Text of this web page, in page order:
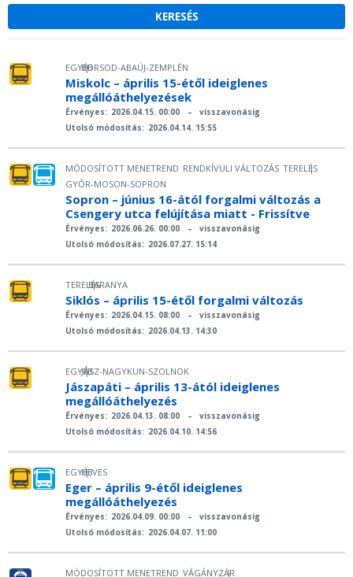
EGYÉB
|
BORSOD-ABAÚJ-ZEMPLÉN
Miskolc – április 15-étől ideiglenes
megállóáthelyezések
Érvényes: 2026.04.15. 00:00 –
visszavonásig
Utolsó módosítás: 2026.04.14. 15:55
MÓDOSÍTOTT MENETREND RENDKÍVÜLI VÁLTOZÁS TERELÉS
|
GYŐR-MOSON-SOPRON
Sopron – június 16-ától forgalmi változás a
Csengery utca felújítása miatt - Frissítve
Érvényes: 2026.06.26. 00:00 –
visszavonásig
Utolsó módosítás: 2026.07.27. 15:14
TERELÉS
|
BARANYA
Siklós – április 15-étől forgalmi változás
Érvényes: 2026.04.15. 08:00 –
visszavonásig
Utolsó módosítás: 2026.04.13. 14:30
EGYÉB
|
JÁSZ-NAGYKUN-SZOLNOK
Jászapáti – április 13-ától ideiglenes
megállóáthelyezés
Érvényes: 2026.04.13. 08:00 –
visszavonásig
Utolsó módosítás: 2026.04.10. 14:56
EGYÉB
|
HEVES
Eger – április 9-étől ideiglenes
megállóáthelyezés
Érvényes: 2026.04.09. 00:00 –
visszavonásig
Utolsó módosítás: 2026.04.07. 11:00
MÓDOSÍTOTT MENETREND VÁGÁNYZÁR
|